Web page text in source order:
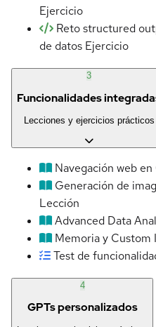
Ejercicio
Reto structured
de datos Ejercicio
3
Funcionalidades
Lecciones y ejercicios prácticos
Navegación web
Generación de
Lección
Advanced Data
Memoria y Custom
Test de
4
GPTs personalizados